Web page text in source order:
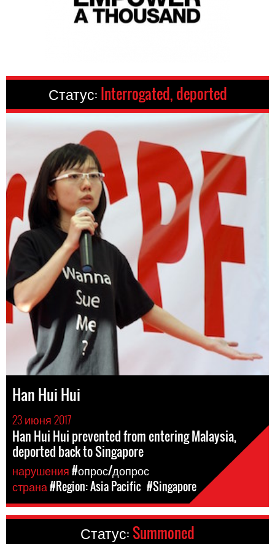
Статус: Interrogated, deported
Han Hui Hui
23 июня 2017
Han Hui Hui prevented from entering Malaysia,
deported back to Singapore
нарушения#опрос/допрос
страна#Region: Asia Pacific #Singapore
Статус: Summoned